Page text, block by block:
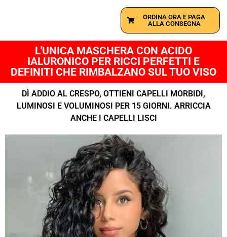
ORDINA ORA E PAGA
ALLA CONSEGNA
L'UNICA MASCHERA CON ACIDO
IALURONICO PER RICCI PERFETTI E
DEFINITI CHE RIMBALZANO SUL TUO VISO
DÌ ADDIO AL CRESPO, OTTIENI CAPELLI MORBIDI,
LUMINOSI E VOLUMINOSI PER 15 GIORNI. ARRICCIA
ANCHE I CAPELLI LISCI